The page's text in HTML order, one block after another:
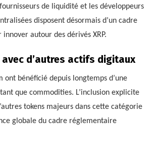
de liquidité et les développeurs
disposent désormais d’un cadre
autour des dérivés XRP.
d’autres actifs digitaux
ont bénéficié depuis longtemps d’une
que commodities. L’inclusion explicite
tokens majeurs dans cette catégorie
globale du cadre réglementaire